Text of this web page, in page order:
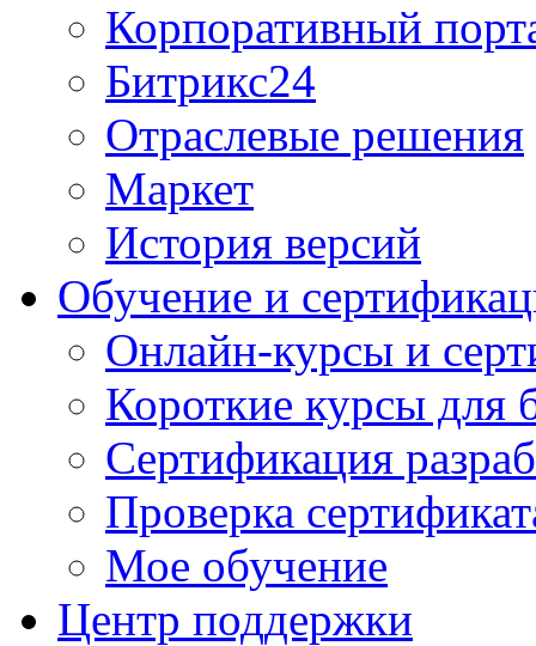
Корпоративный
Битрикс24
Отраслевые решения
Маркет
История версий
Обучение и
Онлайн-курсы и
Короткие курсы для
Сертификация
Проверка
Мое обучение
Центр поддержки